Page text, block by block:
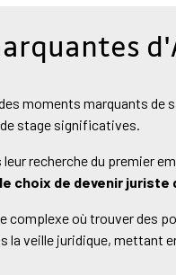
moments marquants de
stage significatives.
recherche du premier
choix de devenir juriste
complexe où trouver des
veille juridique, mettant